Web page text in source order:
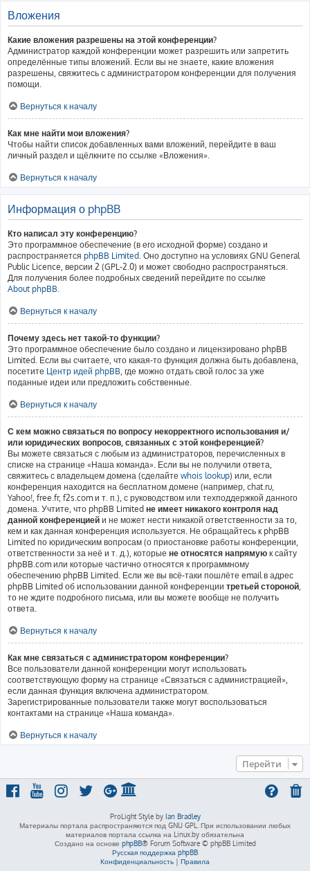
Вложения
Какие вложения разрешены на этой конференции?
Администратор каждой конференции может разрешить или запретить
определённые типы вложений. Если вы не знаете, какие вложения
разрешены, свяжитесь с администратором конференции для получения
помощи.
Вернуться к началу
Как мне найти мои вложения?
Чтобы найти список добавленных вами вложений, перейдите в ваш
личный раздел и щёлкните по ссылке «Вложения».
Вернуться к началу
Информация о phpBB
Кто написал эту конференцию?
Это программное обеспечение (в его исходной форме) создано и
распространяется phpBB Limited. Оно доступно на условиях GNU General
Public Licence, версии 2 (GPL-2.0) и может свободно распространяться.
Для получения более подробных сведений перейдите по ссылке
About phpBB.
Вернуться к началу
Почему здесь нет такой-то функции?
Это программное обеспечение было создано и лицензировано phpBB
Limited. Если вы считаете, что какая-то функция должна быть добавлена,
посетите Центр идей phpBB, где можно отдать свой голос за уже
поданные идеи или предложить собственные.
Вернуться к началу
С кем можно связаться по вопросу некорректного использования и/
или юридических вопросов, связанных с этой конференцией?
Вы можете связаться с любым из администраторов, перечисленных в
списке на странице «Наша команда». Если вы не получили ответа,
свяжитесь с владельцем домена (сделайте whois lookup) или, если
конференция находится на бесплатном домене (например, chat.ru,
Yahoo!, free.fr, f2s.com и т. п.), с руководством или техподдержкой данного
домена. Учтите, что phpBB Limited не имеет никакого контроля над
данной конференцией и не может нести никакой ответственности за то,
кем и как данная конференция используется. Не обращайтесь к phpBB
Limited по юридическим вопросам (о приостановке работы конференции,
ответственности за неё и т. д.), которые не относятся напрямую к сайту
phpBB.com или которые частично относятся к программному
обеспечению phpBB Limited. Если же вы всё-таки пошлёте email в адрес
phpBB Limited об использовании данной конференции третьей стороной,
то не ждите подробного письма, или вы можете вообще не получить
ответа.
Вернуться к началу
Как мне связаться с администратором конференции?
Все пользователи данной конференции могут использовать
соответствующую форму на странице «Связаться с администрацией»,
если данная функция включена администратором.
Зарегистрированные пользователи также могут воспользоваться
контактами на странице «Наша команда».
Вернуться к началу
Перейти
ProLight Style by Ian Bradley
Материалы портала распространяются под GNU GPL. При использовании любых
материалов портала ссылка на Linux.by обязательна
Создано на основе phpBB® Forum Software © phpBB Limited
Русская поддержка phpBB
Конфиденциальность | Правила